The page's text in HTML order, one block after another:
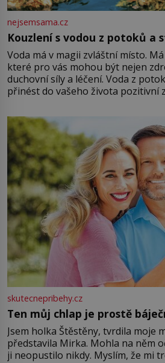
nejsemsama.cz
Kouzlení s vodou z potoků a
Voda má v magii zvláštní místo.
které pro vás mohou být nejen
duchovní síly a léčení. Voda z
přinést do vašeho života pozitivní
můžete obohatit své rituály a
větší harmonii a klid. Je důležité
skutecnepribehy.cz
Ten můj chlap je prostě
Jsem holka Štěstěny, tvrdila moje
představila Mirka. Mohla na něm
ji neopustilo nikdy. Myslím, že mi